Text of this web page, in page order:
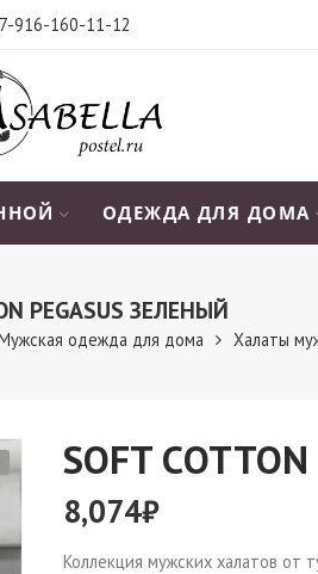
916-160-11-12
ОДЕЖДА ДЛЯ ДОМА
PEGASUS ЗЕЛЕНЫЙ
одежда для дома Халаты
SOFT
8,074₽
Коллекция мужских халатов от